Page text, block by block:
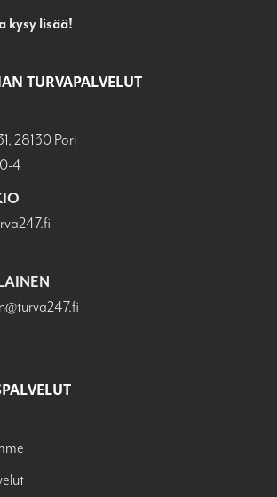
kysy lisää!
TURVAPALVELUT
28130 Pori
4